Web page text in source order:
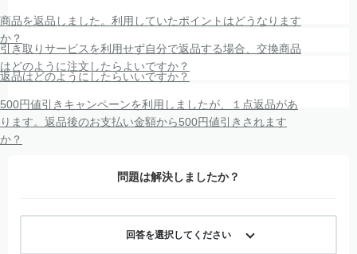
商品を返品しました。利用していたポイントはどうなります
か？
引き取りサービスを利用せず自分で返品する場合、交換商品
はどのように注文したらよいですか？
返品はどのようにしたらいいですか？
500円値引きキャンペーンを利用しましたが、１点返品があ
ります。返品後のお支払い金額から500円値引きされます
か？
問題は解決しましたか？
回答を選択してください